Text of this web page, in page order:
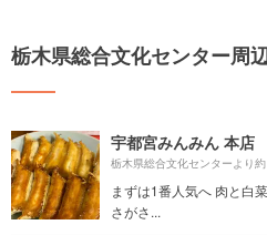
栃木県総合文化センター周
宇都宮みんみん 本店
栃木県総合文化センターより約
まずは1番人気へ 肉と白
さがさ...